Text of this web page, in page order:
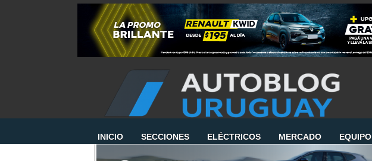
INICIO SECCIONES ELÉCTRICOS MERCADO EQUIPO